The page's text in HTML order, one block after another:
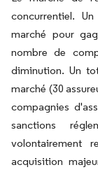
concurrentiel.
marché pour
nombre de
diminution. Un
marché (30
compagnies
sanctions
volontairement
acquisition